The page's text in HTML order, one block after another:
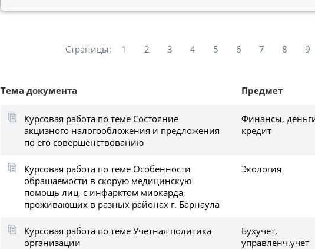
Страницы: 1 2 3 4 5 6 7 8 9
Тема документа Предмет
Курсовая работа по теме Состояние
акцизного налогообложения и предложения
по его совершенствованию
Финансы,
кредит
Курсовая работа по теме Особенности
обращаемости в скорую медицинскую
помощь лиц, с инфарктом миокарда,
проживающих в разных районах г. Барнаула
Экология
Курсовая работа по теме Учетная политика
организации
Бухучет,
управленч.учет